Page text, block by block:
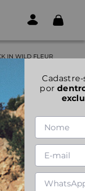
IN WILD FLEUR
IN WILD
31 32
por